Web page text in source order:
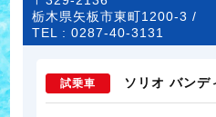
栃木県矢板市東町1200-3 /
TEL :0287-40-3131
試乗車 ソリオ バン